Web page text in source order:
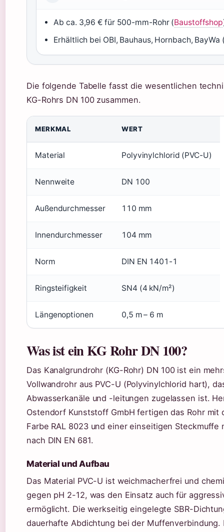
Ab ca. 3,96 € für 500-mm-Rohr (Baustoffshop
Erhältlich bei OBI, Bauhaus, Hornbach, BayWa
Die folgende Tabelle fasst die wesentlichen
KG-Rohrs DN 100 zusammen.
MERKMAL WERT
Material Polyvinylchlorid (PVC-U)
Nennweite DN 100
Außendurchmesser 110 mm
Innendurchmesser 104 mm
Norm DIN EN 1401-1
Ringsteifigkeit SN4 (4 kN/m²)
Längenoptionen 0,5 m – 6 m
Was ist ein KG Rohr DN 100?
Das Kanalgrundrohr (KG-Rohr) DN 100 ist ein
Vollwandrohr aus PVC-U (Polyvinylchlorid hart),
Abwasserkanäle und -leitungen zugelassen ist.
Ostendorf Kunststoff GmbH fertigen das Rohr mit
Farbe RAL 8023 und einer einseitigen Steckmuffe
nach DIN EN 681.
Material und Aufbau
Das Material PVC-U ist weichmacherfrei und
gegen pH 2-12, was den Einsatz auch für
ermöglicht. Die werkseitig eingelegte SBR-
dauerhafte Abdichtung bei der Muffenverbindung.